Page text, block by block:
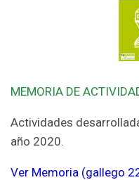
MEMORIA DE
Actividades
año 2020.
Ver Memoria (gallego